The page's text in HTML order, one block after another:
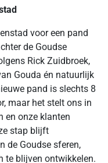
voor een pand
de Goudse
Rick Zuidbroek,
Gouda én natuurlijk
pand is slechts 8
maar het stelt ons in
en onze klanten
stap blijft
de Goudse sferen,
te blijven ontwikkelen.